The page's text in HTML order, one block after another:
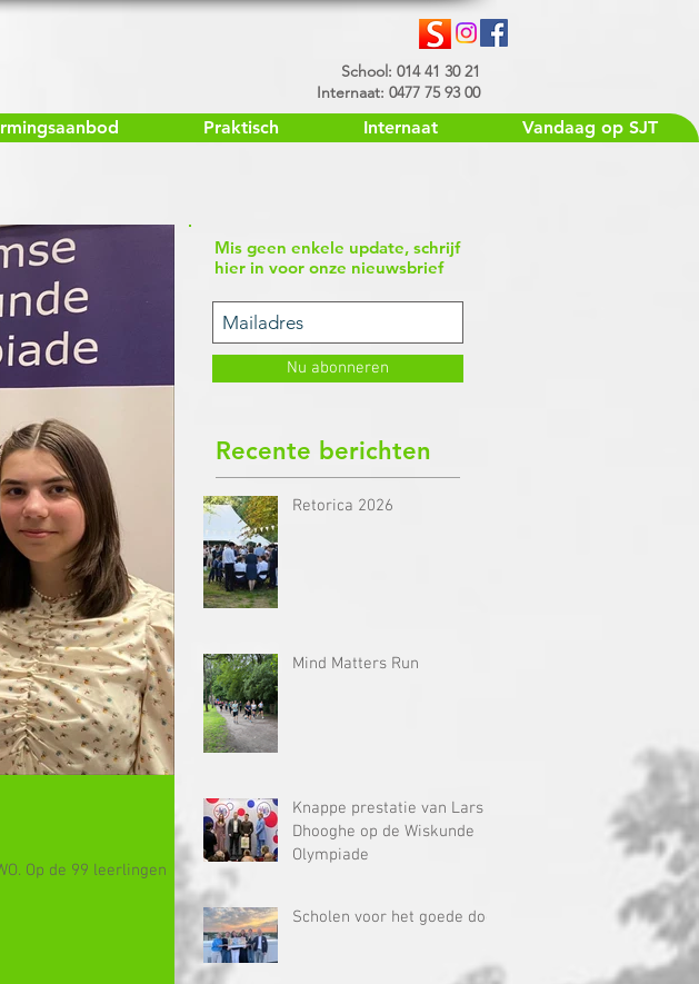
School: 014 41 30 21
Internaat: 0477 75 93 00
Praktisch Internaat Vandaag op SJT
Op de 99 leerlingen
Mis geen enkele update, schrijf
hier in voor onze nieuwsbrief
Nu abonneren
Recente berichten
Retorica 2026
Mind Matters Run
Knappe prestatie van Lars
Dhooghe op de Wiskunde
Olympiade
Scholen voor het goede doel